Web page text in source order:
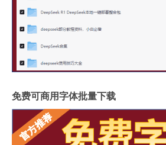
免费可商用字体批量下载